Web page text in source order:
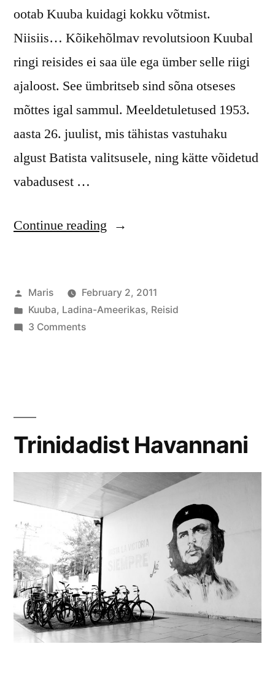
ootab Kuuba kuidagi kokku võtmist.
Niisiis… Kõikehõlmav revolutsioon Kuubal
ringi reisides ei saa üle ega ümber selle riigi
ajaloost. See ümbritseb sind sõna otseses
mõttes igal sammul. Meeldetuletused 1953.
aasta 26. juulist, mis tähistas vastuhaku
algust Batista valitsusele, ning kätte võidetud
vabadusest …
Continue reading “Vastuoluline
Posted
by
Maris
February 2, 2011
Posted
in
Kuuba, Ladina-Ameerikas, Reisid
3 Commentson
Trinidadist Havannani